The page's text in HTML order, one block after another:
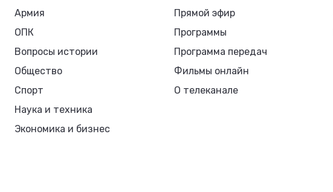
Армия
ОПК
Вопросы истории
Общество
Спорт
Наука и техника
Экономика и бизнес
Прямой эфир
Программы
Программа передач
Фильмы онлайн
О телеканале